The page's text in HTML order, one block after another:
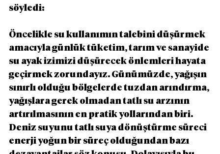
söyledi:
Öncelikle su kullanımın talebini düşürmek
amacıyla günlük tüketim, tarım ve sanayide
su ayak izimizi düşürecek önlemleri hayata
geçirmek zorundayız. Günümüzde, yağışın
sınırlı olduğu bölgelerde tuzdan arındırma,
yağışlara gerek olmadan tatlı su arzının
artırılmasının en pratik yollarından biri.
Deniz suyunu tatlı suya dönüştürme süreci
enerji yoğun bir süreç olduğundan bazı